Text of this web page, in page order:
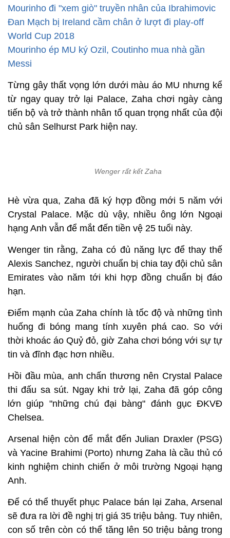
Mourinho đi "xem giò" truyền nhân của Ibrahimovic
Đan Mạch bị Ireland cầm chân ở lượt đi play-off
World Cup 2018
Mourinho ép MU ký Ozil, Coutinho mua nhà gần
Messi
Từng gây thất vọng lớn dưới màu áo MU nhưng kể
từ ngay quay trở lại Palace, Zaha chơi ngày càng
tiến bộ và trở thành nhân tố quan trọng nhất của đội
chủ sân Selhurst Park hiện nay.
Wenger rất kết Zaha
Hè vừa qua, Zaha đã ký hợp đồng mới 5 năm với
Crystal Palace. Mặc dù vậy, nhiều ông lớn Ngoại
hạng Anh vẫn để mắt đến tiền vệ 25 tuổi này.
Wenger tin rằng, Zaha có đủ năng lực để thay thế
Alexis Sanchez, người chuẩn bị chia tay đội chủ sân
Emirates vào năm tới khi hợp đồng chuẩn bị đáo
hạn.
Điểm mạnh của Zaha chính là tốc độ và những tình
huống đi bóng mang tính xuyên phá cao. So với
thời khoác áo Quỷ đỏ, giờ Zaha chơi bóng với sự tự
tin và đĩnh đạc hơn nhiều.
Hồi đầu mùa, anh chấn thương nên Crystal Palace
thi đấu sa sút. Ngay khi trở lại, Zaha đã góp công
lớn giúp "những chú đại bàng" đánh gục ĐKVĐ
Chelsea.
Arsenal hiện còn để mắt đến Julian Draxler (PSG)
và Yacine Brahimi (Porto) nhưng Zaha là cầu thủ có
kinh nghiệm chinh chiến ở môi trường Ngoại hạng
Anh.
Để có thể thuyết phục Palace bán lại Zaha, Arsenal
sẽ đưa ra lời đề nghị trị giá 35 triệu bảng. Tuy nhiên,
con số trên còn có thể tăng lên 50 triệu bảng trong